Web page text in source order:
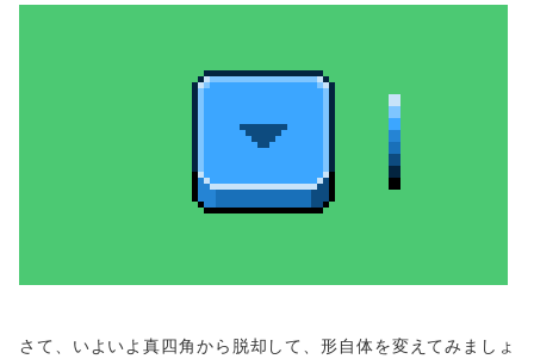
さて、いよいよ真四角から脱却して、形自体を変えてみましょ